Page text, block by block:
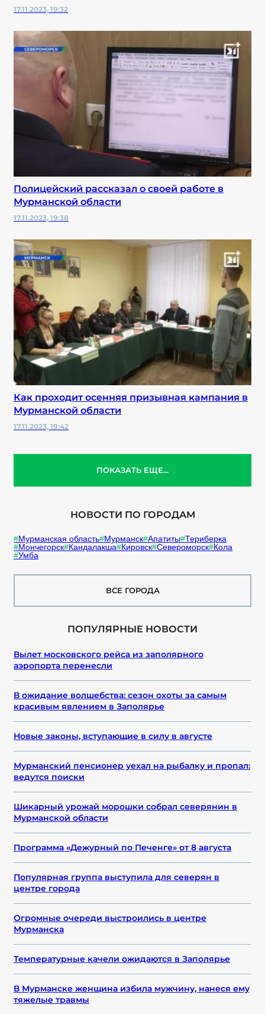
17.11.2023, 19:32
Полицейский рассказал о своей работе в
Мурманской области
17.11.2023, 19:38
Как проходит осенняя призывная кампания в
Мурманской области
17.11.2023, 19:42
ПОКАЗАТЬ ЕЩЕ...
НОВОСТИ ПО ГОРОДАМ
Мурманская область Мурманск Апатиты Териберка
Мончегорск Кандалакша Кировск Североморск Кола
Умба
ВСЕ ГОРОДА
ПОПУЛЯРНЫЕ НОВОСТИ
Вылет московского рейса из заполярного
аэропорта перенесли
В ожидание волшебства: сезон охоты за самым
красивым явлением в Заполярье
Новые законы, вступающие в силу в августе
Мурманский пенсионер уехал на рыбалку и пропал:
ведутся поиски
Шикарный урожай морошки собрал северянин в
Мурманской области
Программа «Дежурный по Печенге» от 8 августа
Популярная группа выступила для северян в
центре города
Огромные очереди выстроились в центре
Мурманска
Температурные качели ожидаются в Заполярье
В Мурманске женщина избила мужчину, нанеся ему
тяжелые травмы